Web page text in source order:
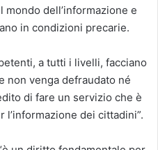
mondo dell’informazione e
in condizioni precarie.
a tutti i livelli, facciano
non venga defraudato né
di fare un servizio che è
dei cittadini”.